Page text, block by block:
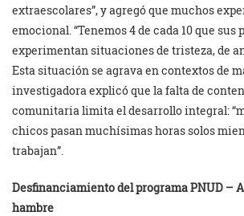
extraescolares”, y agregó que muchos
emocional. “Tenemos 4 de cada 10 que sus
experimentan situaciones de tristeza, de
Esta situación se agrava en contextos de
investigadora explicó que la falta de
comunitaria limita el desarrollo integral:
chicos pasan muchísimas horas solos
trabajan”.
Desfinanciamiento del programa PNUD –
hambre